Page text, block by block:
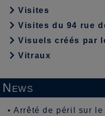
Visites
Visites du 94 rue
Visuels créés par
Vitraux
News
•Arrêté de péril sur le